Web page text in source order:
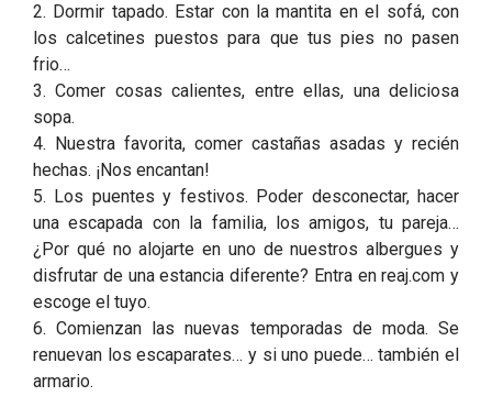
2. Dormir tapado. Estar con la mantita en el sofá, con
los calcetines puestos para que tus pies no pasen
frio…
3. Comer cosas calientes, entre ellas, una deliciosa
sopa.
4. Nuestra favorita, comer castañas asadas y recién
hechas. ¡Nos encantan!
5. Los puentes y festivos. Poder desconectar, hacer
una escapada con la familia, los amigos, tu pareja…
¿Por qué no alojarte en uno de nuestros albergues y
disfrutar de una estancia diferente? Entra en reaj.com y
escoge el tuyo.
6. Comienzan las nuevas temporadas de moda. Se
renuevan los escaparates… y si uno puede… también el
armario.